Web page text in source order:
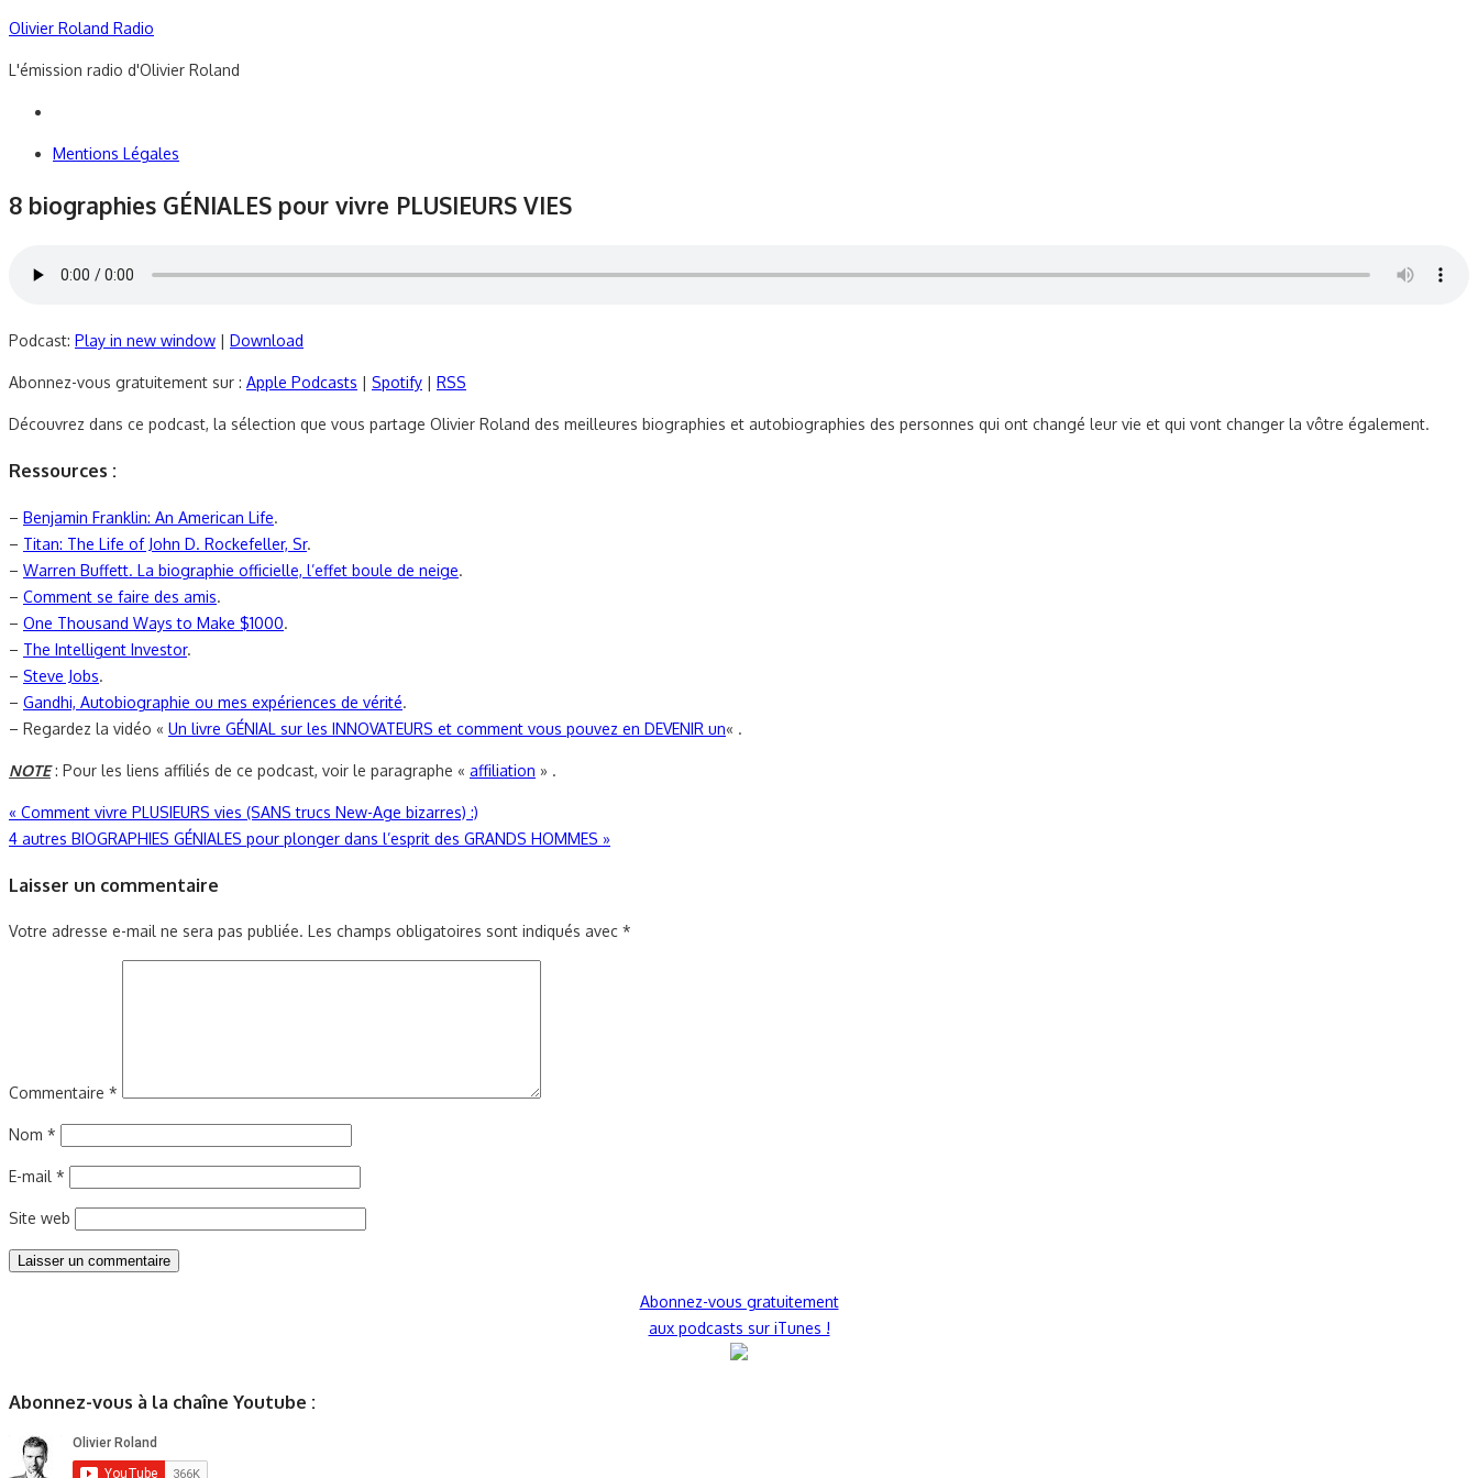
Skip
content
Olivier Roland Radio
L'émission radio d'Olivier Roland
Mentions Légales
8 biographies GÉNIALES pour vivre PLUSIEURS VIES
Podcast: Play in new window | Download
Abonnez-vous gratuitement sur : Apple Podcasts | Spotify | RSS
Découvrez dans ce podcast, la sélection que vous partage Olivier Roland des meilleures biographies et autobiographies des personnes qui ont changé leur vie et qui vont changer la vôtre également.
Ressources :
– Benjamin Franklin: An American Life.
– Titan: The Life of John D. Rockefeller, Sr.
– Warren Buffett. La biographie officielle, l’effet boule de neige.
– Comment se faire des amis.
– One Thousand Ways to Make $1000.
– The Intelligent Investor.
– Steve Jobs.
– Gandhi, Autobiographie ou mes expériences de vérité.
– Regardez la vidéo « Un livre GÉNIAL sur les INNOVATEURS et comment vous pouvez en DEVENIR un« .
NOTE: Pour les liens affiliés de ce podcast, voir le paragraphe « affiliation » .
Navigation
de
l’article
« Comment vivre PLUSIEURS vies (SANS trucs New-Age bizarres) :)
4 autres BIOGRAPHIES GÉNIALES pour plonger dans l’esprit des GRANDS HOMMES »
Laisser un commentaire
Votre adresse e-mail ne sera pas publiée. Les champs obligatoires sont indiqués avec *
Commentaire *
Nom *
E-mail *
Site web
Abonnez-vous gratuitement
aux podcasts sur iTunes !
Abonnez-vous à la chaîne Youtube :